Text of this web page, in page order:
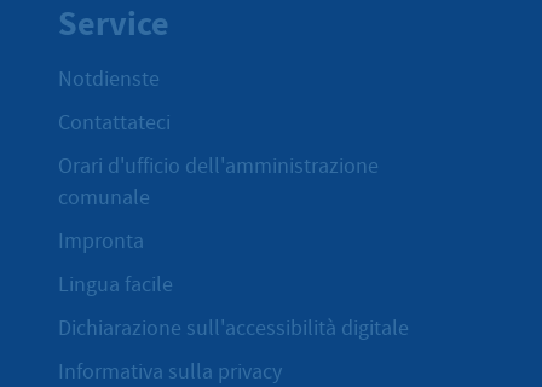
Service
Notdienste
Contattateci
Orari d'ufficio dell'amministrazione
comunale
Impronta
Lingua facile
Dichiarazione sull'accessibilità digitale
Informativa sulla privacy